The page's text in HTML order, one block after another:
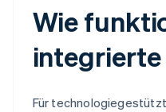
Wie
integrierte
Für